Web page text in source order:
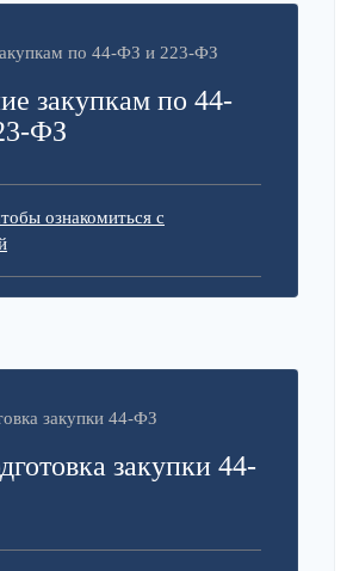
по 44-ФЗ и 223-ФЗ
закупкам по 44-
ФЗ
ознакомиться с
закупки 44-ФЗ
закупки 44-